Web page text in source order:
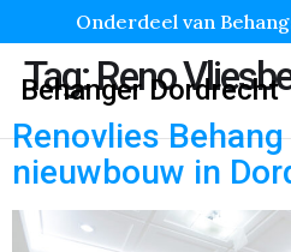
Onderdeel van
Behanger Dordrecht
Tag:Reno
Renovlies
nieuwbouw in